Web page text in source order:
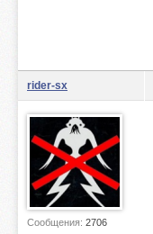
rider-sx
Сообщения: 2706